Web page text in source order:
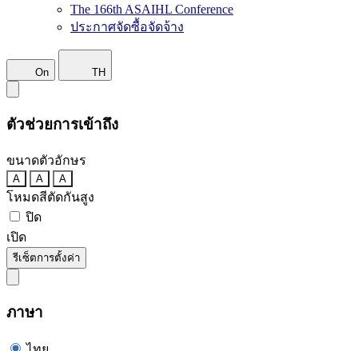
The 166th ASAIHL Conference
ประกาศจัดซื้อจัดจ้าง
On TH
ตัวช่วยการเข้าถึง
ขนาดตัวอักษร
A A A
โหมดสีตัดกันสูง
ปิด
เปิด
รีเซ็ตการตั้งค่า
ภาษา